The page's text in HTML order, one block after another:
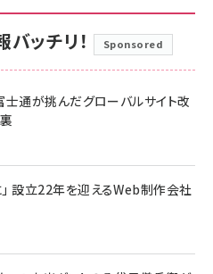
ッチリ！ Sponsored
通が挑んだグローバルサイト改
設立22年を迎えるWeb制作会社